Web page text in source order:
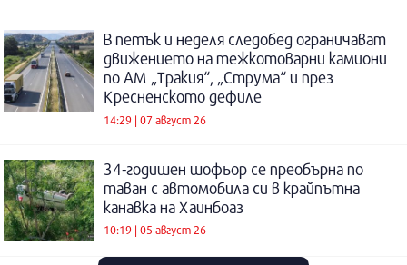
В петък и неделя следобед ограничават
движението на тежкотоварни камиони
по АМ „Тракия“, „Струма“ и през
Кресненското дефиле
14:29 | 07 август 26
34-годишен шофьор се преобърна по
таван с автомобила си в крайпътна
канавка на Хаинбоаз
10:19 | 05 август 26